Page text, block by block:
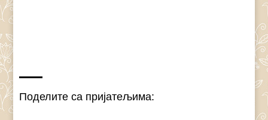
Поделите са пријатељима: